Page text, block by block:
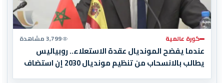
كورة عالمية 3,799 مشاهدة
عندما يفضح المونديال عقدة الاستعلاء.. روبياليس
يطالب بالانسحاب من تنظيم مونديال 2030 إن استضاف
المغرب المباراة النهائية!